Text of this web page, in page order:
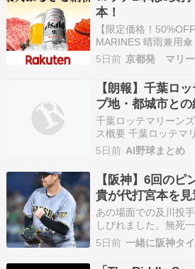
した 第…
本！
【限定価格！
MARINES 晴雨兼用
グッズ ロッテ 折り
強い 軽い コンパク
水 反射 撥水 日傘 丈
1375円（…
5日前
【朗報】千葉ロ
プ地・都城市と
コアラのマーチ
千葉ロッテマリーン
ス概要 千葉ロッテマ
Ｏマリンスタジアム
ァローズ戦において
キャンプ地都城デー
今回の企画は二〇二
となっている…
5日前 AI野球まとめ
【阪神】6回の
貴が代打宮本を
ポーズが飛び出
マウンドの気迫
あの場面での及川投
しびれました。無死
ねない場面で、見逃
まで変えたのは大き
は、こうした「流れ
5日前 一緒に阪神タ